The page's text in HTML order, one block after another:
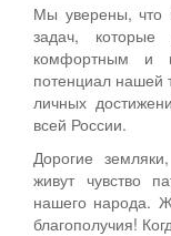
Мы уверены,
задач,
комфортным и
потенциал нашей
личных
всей России.
Дорогие
живут чувство
нашего народа.
благополучия!